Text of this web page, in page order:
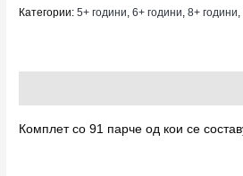
Категории:5+ години,6+ години,8+ години,
Комплет со 91 парче од кои се